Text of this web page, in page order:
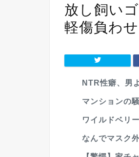
放し飼い
軽傷負わ
NTR性癖、男
マンションの
ワイルドベリ
なんでマスク